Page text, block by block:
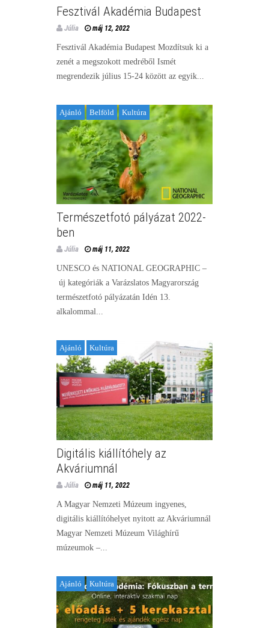
Fesztivál Akadémia Budapest
Júlia máj 12, 2022
Fesztivál Akadémia Budapest Mozdítsuk ki a
zenét a megszokott medréből Ismét
megrendezik július 15-24 között az egyik...
Ajánló Belföld Kultúra
Természetfotó pályázat 2022-
ben
Júlia máj 11, 2022
UNESCO és NATIONAL GEOGRAPHIC –
új kategóriák a Varázslatos Magyarország
természetfotó pályázatán Idén 13.
alkalommal...
Ajánló Kultúra
Digitális kiállítóhely az
Akváriumnál
Júlia máj 11, 2022
A Magyar Nemzeti Múzeum ingyenes,
digitális kiállítóhelyet nyitott az Akváriumnál
Magyar Nemzeti Múzeum Világhírű
múzeumok –...
Ajánló Kultúra